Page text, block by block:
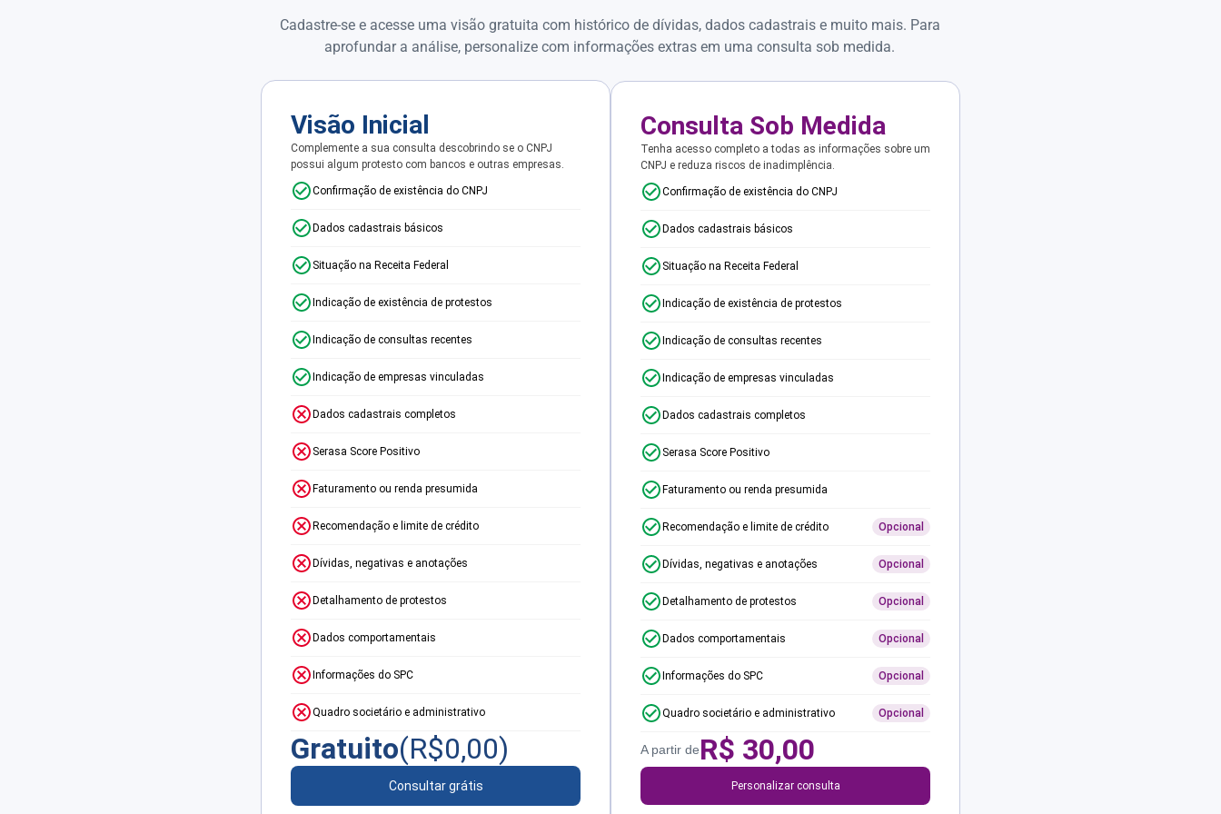
Cadastre-se e acesse uma visão gratuita com histórico de dívidas, dados cadastrais e muito mais. Para
aprofundar a análise, personalize com informações extras em uma consulta sob medida.
Visão Inicial
Complemente a sua consulta descobrindo se o CNPJ
possui algum protesto com bancos e outras empresas.
Confirmação de existência do CNPJ
Dados cadastrais básicos
Situação na Receita Federal
Indicação de existência de protestos
Indicação de consultas recentes
Indicação de empresas vinculadas
Dados cadastrais completos
Serasa Score Positivo
Faturamento ou renda presumida
Recomendação e limite de crédito
Dívidas, negativas e anotações
Detalhamento de protestos
Dados comportamentais
Informações do SPC
Quadro societário e administrativo
Gratuito(R$0,00)
Consultar grátis
Consulta Sob Medida
Tenha acesso completo a todas as informações sobre um
CNPJ e reduza riscos de inadimplência.
Confirmação de existência do CNPJ
Dados cadastrais básicos
Situação na Receita Federal
Indicação de existência de protestos
Indicação de consultas recentes
Indicação de empresas vinculadas
Dados cadastrais completos
Serasa Score Positivo
Faturamento ou renda presumida
Recomendação e limite de crédito Opcional
Dívidas, negativas e anotações Opcional
Detalhamento de protestos Opcional
Dados comportamentais Opcional
Informações do SPC Opcional
Quadro societário e administrativo Opcional
A partir deR$ 30,00
Personalizar consulta